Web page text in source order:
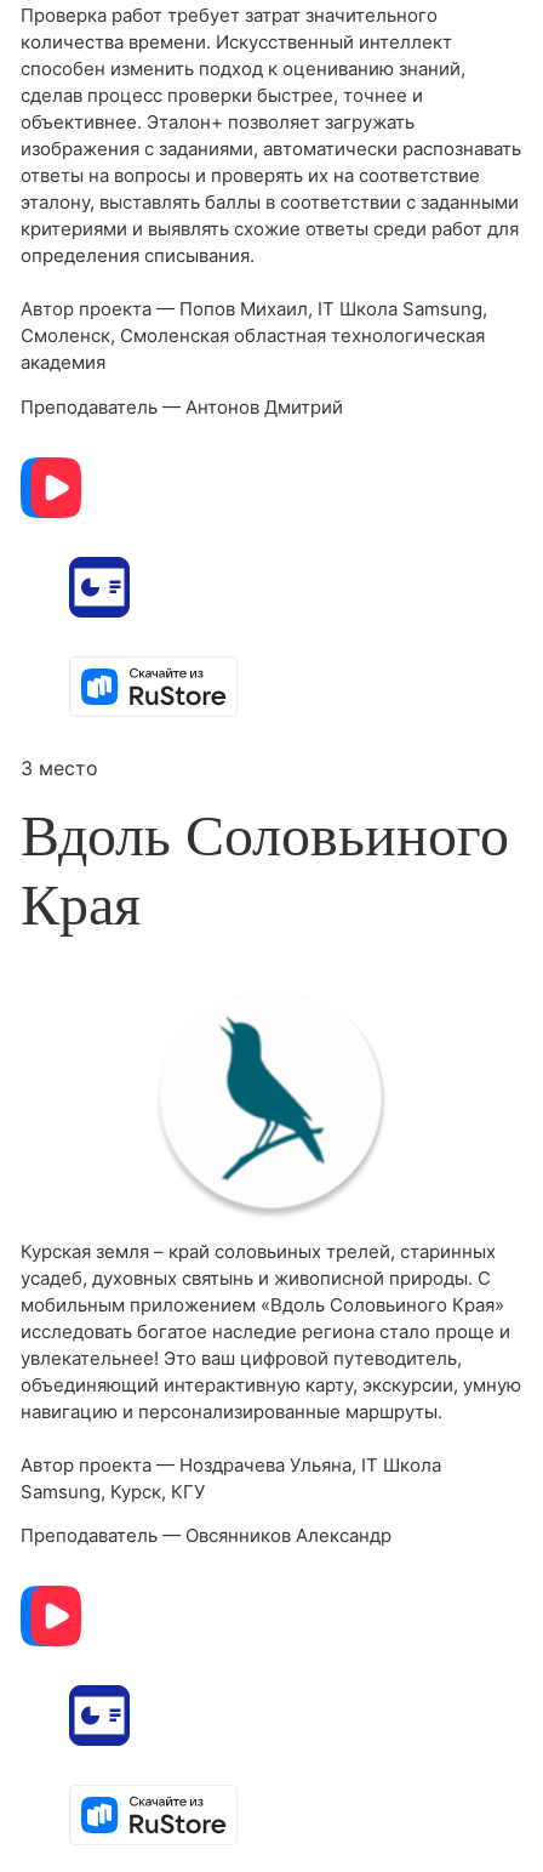
Проверка работ требует затрат значительного
количества времени. Искусственный интеллект
способен изменить подход к оцениванию знаний,
сделав процесс проверки быстрее, точнее и
объективнее. Эталон+ позволяет загружать
изображения с заданиями, автоматически распознавать
ответы на вопросы и проверять их на соответствие
эталону, выставлять баллы в соответствии с заданными
критериями и выявлять схожие ответы среди работ для
определения списывания.
Автор проекта — Попов Михаил, IT Школа Samsung,
Смоленск, Смоленская областная технологическая
академия
Преподаватель — Антонов Дмитрий
3 место
Вдоль Соловьиного
Края
Курская земля – край соловьиных трелей, старинных
усадеб, духовных святынь и живописной природы. С
мобильным приложением «Вдоль Соловьиного Края»
исследовать богатое наследие региона стало проще и
увлекательнее! Это ваш цифровой путеводитель,
объединяющий интерактивную карту, экскурсии, умную
навигацию и персонализированные маршруты.
Автор проекта — Ноздрачева Ульяна, IT Школа
Samsung, Курск, КГУ
Преподаватель — Овсянников Александр